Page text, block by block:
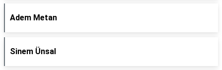
Adem Metan
Sinem Ünsal